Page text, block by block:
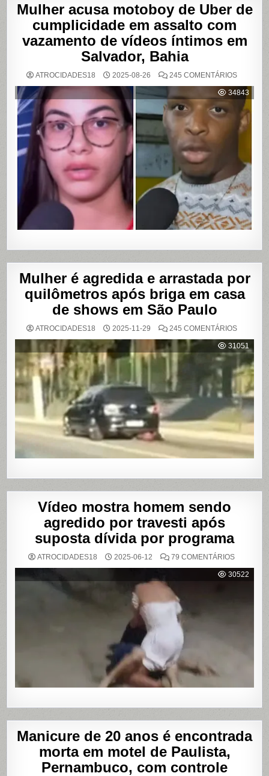
Mulher acusa motoboy de Uber de
cumplicidade em assalto com
vazamento de vídeos íntimos em
Salvador, Bahia
ATROCIDADES18 2025-08-26 245 COMENTÁRIOSEM
ACUSA
DE
UBER
DE
EM
DE
VÍDEOS
ÍNTIMOS
EM
BAHIA
34843
Mulher é agredida e arrastada por
quilômetros após briga em casa
de shows em São Paulo
ATROCIDADES18 2025-11-29 245 COMENTÁRIOSEM
É
E
POR
APÓS
BRIGA
EM
CASA
SHOWS
SÃO
PAULO
31051
Vídeo mostra homem sendo
agredido por travesti após
suposta dívida por programa
ATROCIDADES18 2025-06-12 79 COMENTÁRIOSEM
MOSTRA
HOMEM
30522
Manicure de 20 anos é encontrada
morta em motel de Paulista,
Pernambuco, com controle